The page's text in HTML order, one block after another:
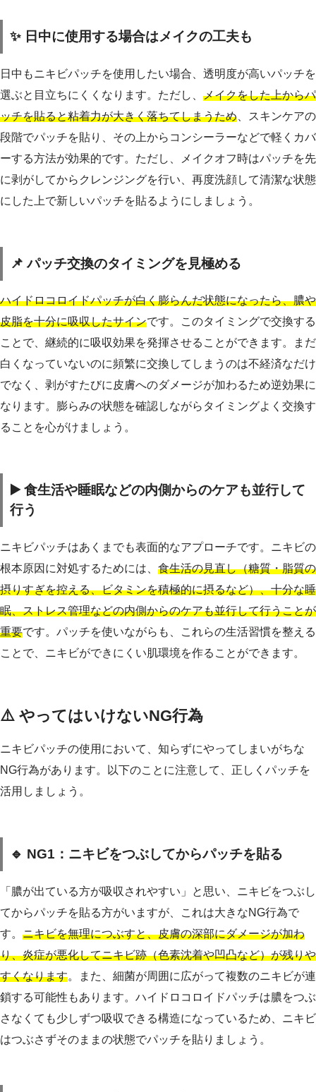
✨ 日中に使用する場合はメイクの工夫も
日中もニキビパッチを使用したい場合、透明度が高いパッチを
選ぶと目立ちにくくなります。ただし、 メイクをした上からパ
ッチを貼ると粘着力が大きく落ちてしまうため 、スキンケアの
段階でパッチを貼り、その上からコンシーラーなどで軽くカバ
ーする方法が効果的です。ただし、メイクオフ時はパッチを先
に剥がしてからクレンジングを行い、再度洗顔して清潔な状態
にした上で新しいパッチを貼るようにしましょう。
📌 パッチ交換のタイミングを見極める
ハイドロコロイドパッチが白く膨らんだ状態になったら、膿や
皮脂を十分に吸収したサインです。このタイミングで交換する
ことで、継続的に吸収効果を発揮させることができます。まだ
白くなっていないのに頻繁に交換してしまうのは不経済なだけ
でなく、剥がすたびに皮膚へのダメージが加わるため逆効果に
なります。膨らみの状態を確認しながらタイミングよく交換す
ることを心がけましょう。
▶️ 食生活や睡眠などの内側からのケアも並行して
行う
ニキビパッチはあくまでも表面的なアプローチです。ニキビの
根本原因に対処するためには、 食生活の見直し（糖質・脂質の
摂りすぎを控える、ビタミンを積極的に摂るなど）、十分な睡
眠、ストレス管理などの内側からのケアも並行して行うことが
重要です。パッチを使いながらも、これらの生活習慣を整える
ことで、ニキビができにくい肌環境を作ることができます。
⚠️ やってはいけないNG行為
ニキビパッチの使用において、知らずにやってしまいがちな
NG行為があります。以下のことに注意して、正しくパッチを
活用しましょう。
🔹 NG1：ニキビをつぶしてからパッチを貼る
「膿が出ている方が吸収されやすい」と思い、ニキビをつぶし
てからパッチを貼る方がいますが、これは大きなNG行為で
す。 ニキビを無理につぶすと、皮膚の深部にダメージが加わ
り、炎症が悪化してニキビ跡（色素沈着や凹凸など）が残りや
すくなります。また、細菌が周囲に広がって複数のニキビが連
鎖する可能性もあります。ハイドロコロイドパッチは膿をつぶ
さなくても少しずつ吸収できる構造になっているため、ニキビ
はつぶさずそのままの状態でパッチを貼りましょう。